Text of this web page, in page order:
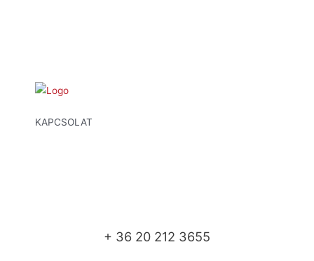
KAPCSOLAT
+ 36 20 212 3655